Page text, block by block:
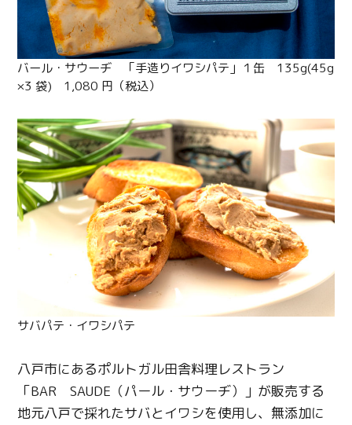
バール・サウーヂ 「手造りイワシパテ」１缶 135g(45g
×3 袋) 1,080 円（税込）
サバパテ・イワシパテ
八戸市にあるポルトガル田舎料理レストラン
「BAR SAUDE（パール・サウーヂ）」が販売する
地元八戸で採れたサバとイワシを使用し、無添加に